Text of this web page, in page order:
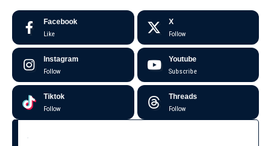
Facebook
Like
X
Follow
Instagram
Follow
Youtube
Subscribe
Tiktok
Follow
Threads
Follow